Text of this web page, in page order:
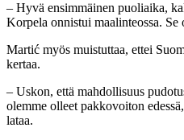
– Hyvä ensimmäinen puoliaika,
Korpela onnistui maalinteossa.
Martić myös muistuttaa, ettei
kertaa.
– Uskon, että mahdollisuus
olemme olleet pakkovoiton
lataa.